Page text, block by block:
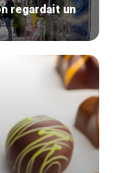
regardait un